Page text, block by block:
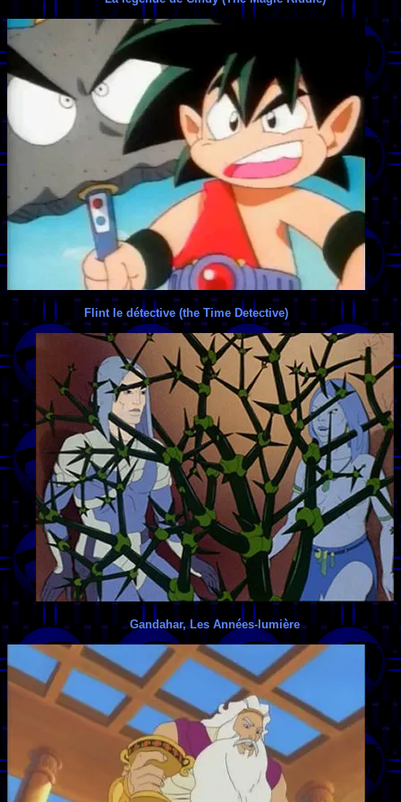
Flint le détective (the Time Detective)
Gandahar, Les Années-lumière